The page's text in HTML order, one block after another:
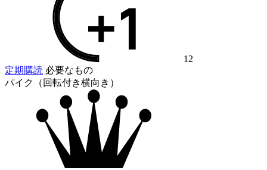
12
定期購読 必要なもの
パイク（回転付き横向き）